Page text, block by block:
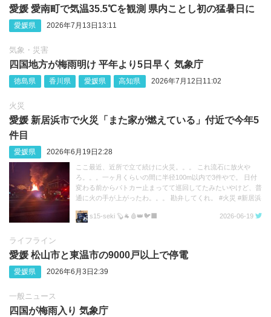
愛媛 愛南町で気温35.5℃を観測 県内ことし初の猛暑日に
愛媛県 2026年7月13日13:11
気象・災害
四国地方が梅雨明け 平年より5日早く 気象庁
徳島県 香川県 愛媛県 高知県 2026年7月12日11:02
火災
愛媛 新居浜市で火災「また家が燃えている」付近で今年5
件目
愛媛県 2026年6月19日2:28
ここ最近、近所で立て続けに火災。。。 これ流石に放火や
ろ。。。一ヶ月くらいの間に半径100m以内で3件やで。 日付
変わる前からパトカー止まってて巡回してたみたいやけど、普
通に火の手が上がったわ。。。 勘弁してくれ。 #火災 #新居浜
s15-seki 🦫🐐🩸👑🐦‍⬛
2026-06-19
ライフライン
愛媛 松山市と東温市の9000戸以上で停電
愛媛県 2026年6月3日2:39
一般ニュース
四国が梅雨入り 気象庁